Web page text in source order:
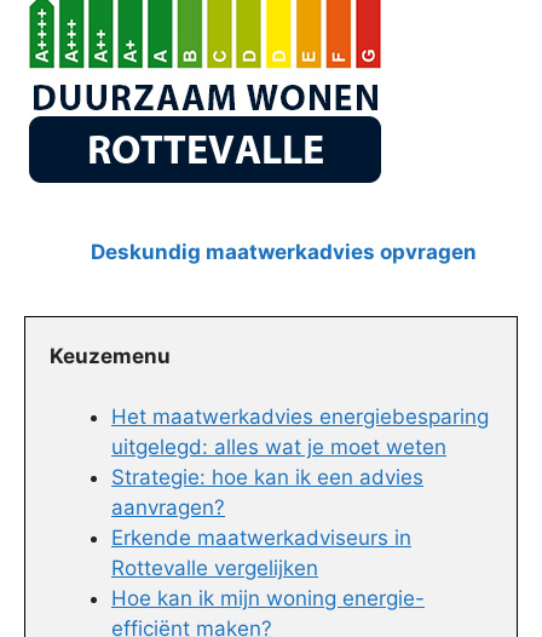
Deskundig maatwerkadvies opvragen
Keuzemenu
Het maatwerkadvies energiebesparing
uitgelegd: alles wat je moet weten
Strategie: hoe kan ik een advies
aanvragen?
Erkende maatwerkadviseurs in
Rottevalle vergelijken
Hoe kan ik mijn woning energie-
efficiënt maken?